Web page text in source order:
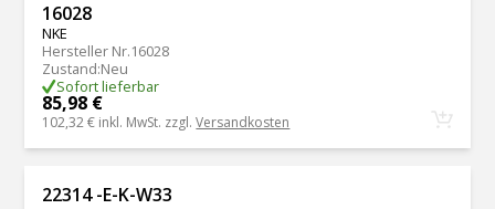
16028
NKE
Hersteller Nr.16028
Zustand:Neu
Sofort lieferbar
85,98 €
102,32 € inkl. MwSt. zzgl.Versandkosten
22314 -E-K-W33